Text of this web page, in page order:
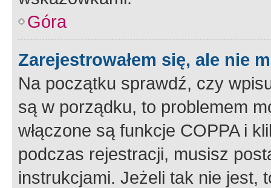
Góra
Zarejestrowałem się, ale nie
Na początku sprawdź, czy
są w porządku, to problemem
włączone są funkcje COPPA i
podczas rejestracji, musisz
instrukcjami. Jeżeli tak nie jest,